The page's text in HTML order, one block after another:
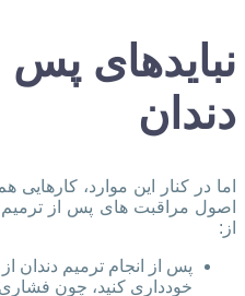
نبایدهای پس
دندان
اما در کنار این موارد،
اصول مراقبت‌ های پس از ترمیم
از:
پس از انجام ترمیم دندان
خودداری کنید، چون